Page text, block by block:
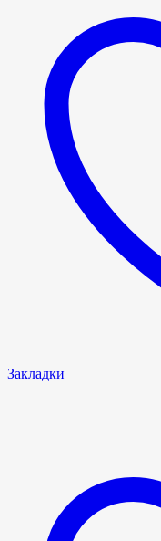
Закладки